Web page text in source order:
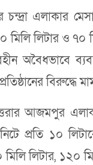
চন্দ্রা এলাকার
লিটার ও ৭০
অবৈধভাবে
বিরুদ্ধে
আজমপুর
প্রতি ১০
লিটার, ১২০